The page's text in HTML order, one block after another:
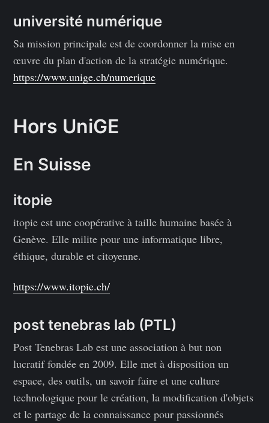
université numérique
Sa mission principale est de coordonner la mise en
œuvre du plan d'action de la stratégie numérique.
https://www.unige.ch/numerique
Hors UniGE
En Suisse
itopie
itopie est une coopérative à taille humaine basée à
Genève. Elle milite pour une informatique libre,
éthique, durable et citoyenne.
https://www.itopie.ch/
post tenebras lab (PTL)
Post Tenebras Lab est une association à but non
lucratif fondée en 2009. Elle met à disposition un
espace, des outils, un savoir faire et une culture
technologique pour le création, la modification d'objets
et le partage de la connaissance pour passionnés